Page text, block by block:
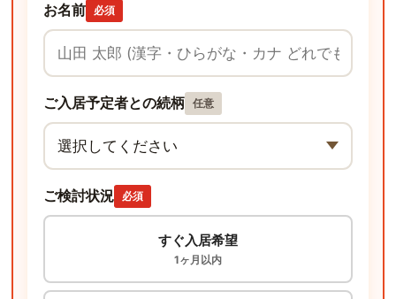
お名前 必須
ご入居予定者との続柄 任意
ご検討状況 必須
すぐ入居希望
1ヶ月以内